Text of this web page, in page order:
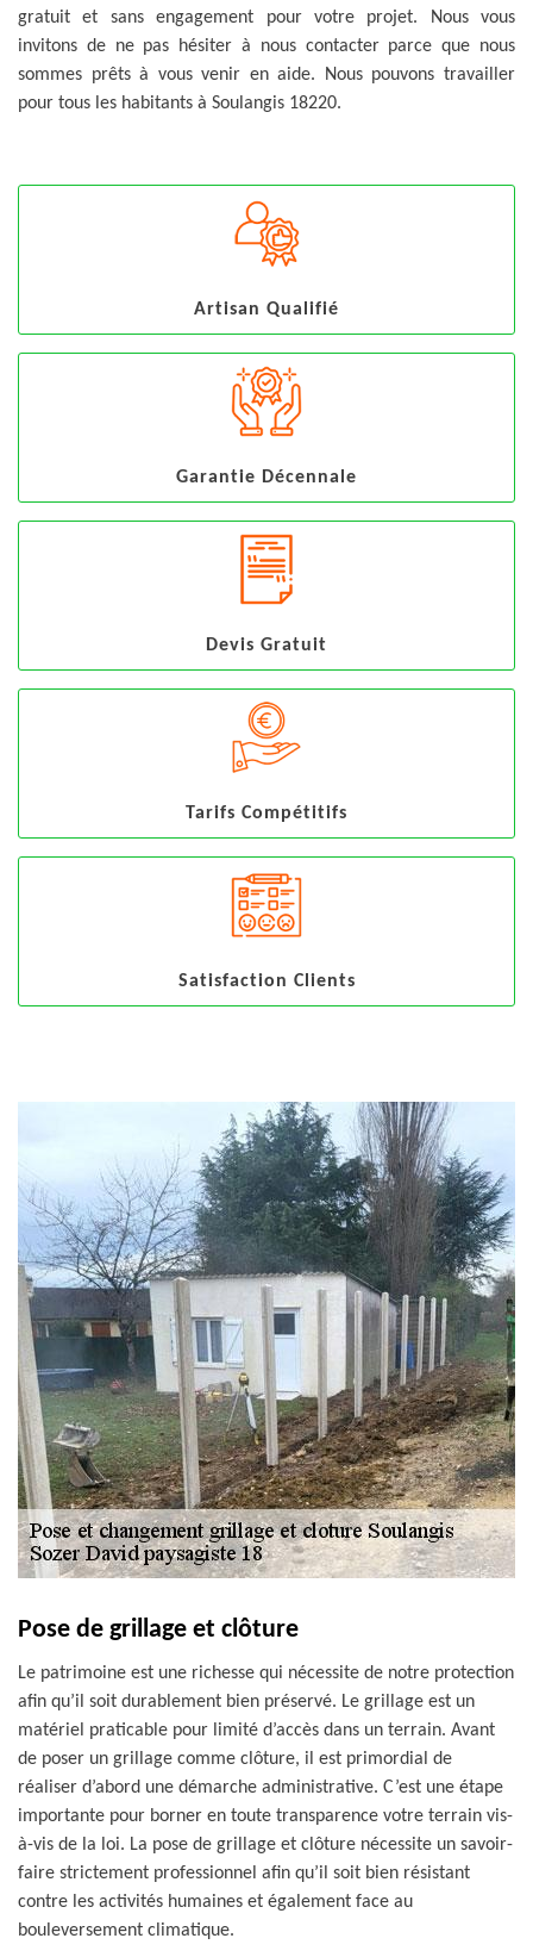
gratuit et sans engagement pour votre projet. Nous vous
invitons de ne pas hésiter à nous contacter parce que nous
sommes prêts à vous venir en aide. Nous pouvons travailler
pour tous les habitants à Soulangis 18220.
Artisan Qualifié
Garantie Décennale
Devis Gratuit
Tarifs Compétitifs
Satisfaction Clients
Pose de grillage et clôture
Le patrimoine est une richesse qui nécessite de notre protection
afin qu’il soit durablement bien préservé. Le grillage est un
matériel praticable pour limité d’accès dans un terrain. Avant
de poser un grillage comme clôture, il est primordial de
réaliser d’abord une démarche administrative. C’est une étape
importante pour borner en toute transparence votre terrain vis-
à-vis de la loi. La pose de grillage et clôture nécessite un savoir-
faire strictement professionnel afin qu’il soit bien résistant
contre les activités humaines et également face au
bouleversement climatique.